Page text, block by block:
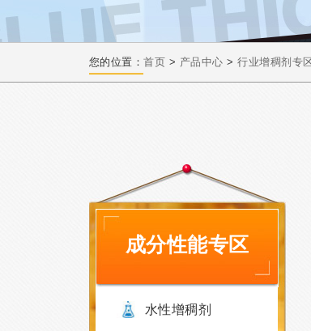
您的位置： 首页 > 产品中心 > 行业增稠剂专
成分性能专区
水性增稠剂